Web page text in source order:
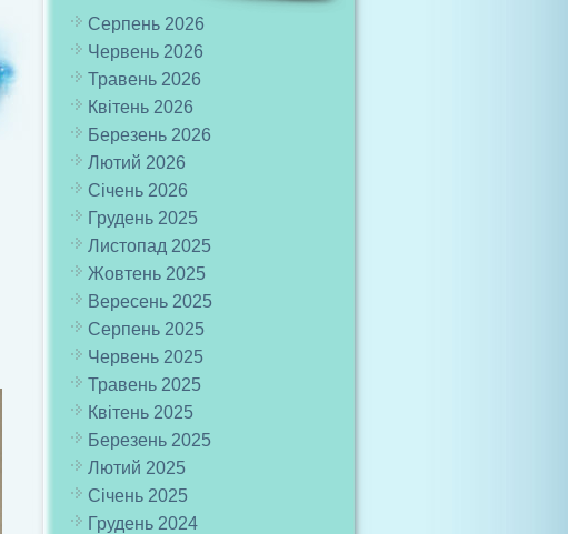
Серпень 2026
Червень 2026
Травень 2026
Квітень 2026
Березень 2026
Лютий 2026
Січень 2026
Грудень 2025
Листопад 2025
Жовтень 2025
Вересень 2025
Серпень 2025
Червень 2025
Травень 2025
Квітень 2025
Березень 2025
Лютий 2025
Січень 2025
Грудень 2024